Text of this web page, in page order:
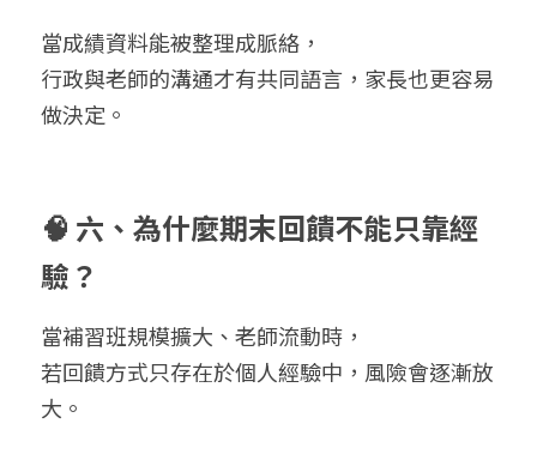
當成績資料能被整理成脈絡，
行政與老師的溝通才有共同語言，家長也更容易
做決定。
🧠 六、為什麼期末回饋不能只靠經
驗？
當補習班規模擴大、老師流動時，
若回饋方式只存在於個人經驗中，風險會逐漸放
大。